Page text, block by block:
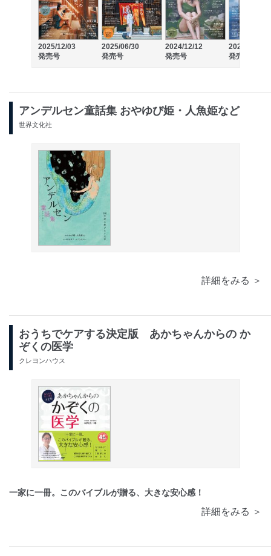
2025/12/03
発売号
2025/06/30
発売号
2024/12/12
発売号
2024/07/03
発売号
アンデルセン童話集 おやゆび姫・人魚姫など
世界文化社
詳細をみる ＞
おうちでケアする決定版 あかちゃんからの か
ぞくの医学
クレヨンハウス
一家に一冊。このバイブルが贈る、大きな安心感！
詳細をみる ＞